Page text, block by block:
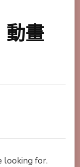
動畫
looking for.